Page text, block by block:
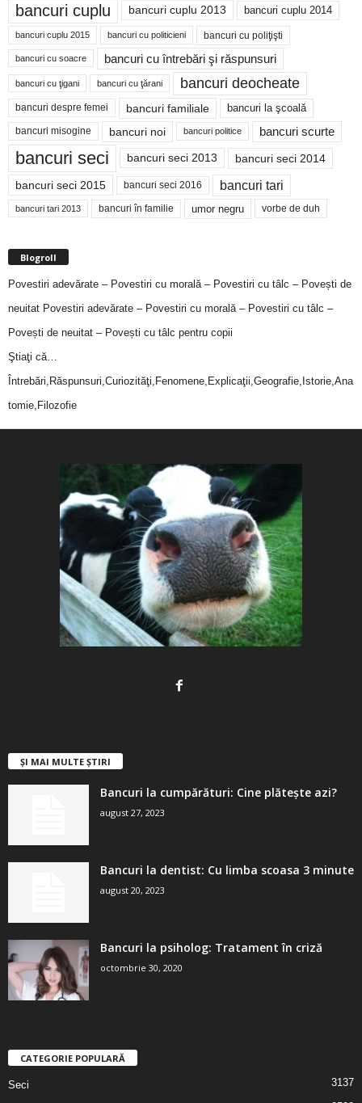
bancuri cuplu bancuri cuplu 2013 bancuri cuplu 2014
bancuri cuplu 2015 bancuri cu politicieni bancuri cu poliţişti
bancuri cu soacre bancuri cu întrebări şi răspunsuri
bancuri cu ţigani bancuri cu ţărani bancuri deocheate
bancuri despre femei bancuri familiale bancuri la şcoală
bancuri misogine bancuri noi bancuri politice bancuri scurte
bancuri seci bancuri seci 2013 bancuri seci 2014
bancuri seci 2015 bancuri seci 2016 bancuri tari
bancuri tari 2013 bancuri în familie umor negru vorbe de duh
Blogroll
Povestiri adevărate – Povestiri cu morală – Povestiri cu tâlc – Povești de
neuitat Povestiri adevărate – Povestiri cu morală – Povestiri cu tâlc –
Povești de neuitat – Povești cu tâlc pentru copii
Ştiaţi că…
Întrebări,Răspunsuri,Curiozităţi,Fenomene,Explicaţii,Geografie,Istorie,Ana
tomie,Filozofie
ȘI MAI MULTE ȘTIRI
Bancuri la cumpărături: Cine plătește azi?
august 27, 2023
Bancuri la dentist: Cu limba scoasa 3 minute
august 20, 2023
Bancuri la psiholog: Tratament în criză
octombrie 30, 2020
CATEGORIE POPULARĂ
Seci 3137